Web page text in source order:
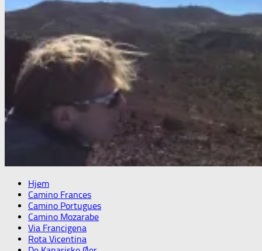
Hjem
Camino Frances
Camino Portugues
Camino Mozarabe
Via Francigena
Rota Vicentina